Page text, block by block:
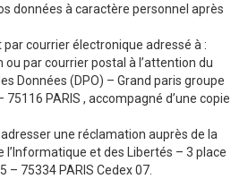
données à caractère personnel après
par courrier électronique adressé à :
par courrier postal à l’attention du
Données (DPO) – Grand paris groupe
PARIS , accompagné d’une copie
une réclamation auprès de la
l’Informatique et des Libertés – 3 place
– 75334 PARIS Cedex 07.